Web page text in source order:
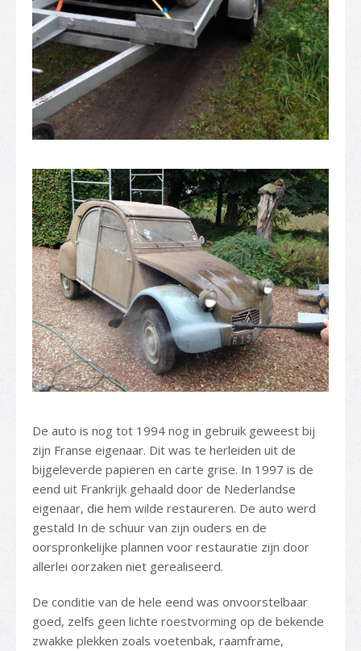
De auto is nog tot 1994 nog in gebruik geweest bij
zijn Franse eigenaar. Dit was te herleiden uit de
bijgeleverde papieren en carte grise. In 1997 is de
eend uit Frankrijk gehaald door de Nederlandse
eigenaar, die hem wilde restaureren. De auto werd
gestald In de schuur van zijn ouders en de
oorspronkelijke plannen voor restauratie zijn door
allerlei oorzaken niet gerealiseerd.
De conditie van de hele eend was onvoorstelbaar
goed, zelfs geen lichte roestvorming op de bekende
zwakke plekken zoals voetenbak, raamframe,